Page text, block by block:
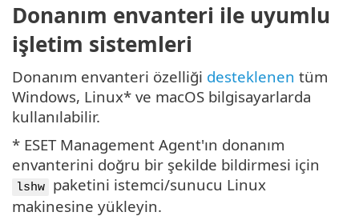
Donanım envanteri ile uyumlu
işletim sistemleri
Donanım envanteri özelliği desteklenen tüm
Windows, Linux* ve macOS bilgisayarlarda
kullanılabilir.
* ESET Management Agent'ın donanım
envanterini doğru bir şekilde bildirmesi için
lshw
paketini istemci/sunucu Linux
makinesine yükleyin.